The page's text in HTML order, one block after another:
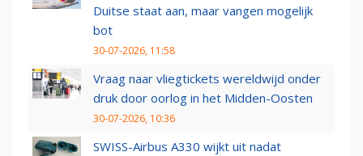
Duitse staat aan, maar vangen mogelijk
bot
30-07-2026, 11:58
Vraag naar vliegtickets wereldwijd onder
druk door oorlog in het Midden-Oosten
30-07-2026, 10:36
SWISS-Airbus A330 wijkt uit nadat